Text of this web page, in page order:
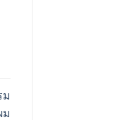
ม
ม